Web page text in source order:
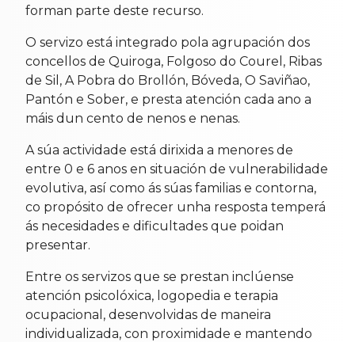
forman parte deste recurso.
O servizo está integrado pola agrupación dos
concellos de Quiroga, Folgoso do Courel, Ribas
de Sil, A Pobra do Brollón, Bóveda, O Saviñao,
Pantón e Sober, e presta atención cada ano a
máis dun cento de nenos e nenas.
A súa actividade está dirixida a menores de
entre 0 e 6 anos en situación de vulnerabilidade
evolutiva, así como ás súas familias e contorna,
co propósito de ofrecer unha resposta temperá
ás necesidades e dificultades que poidan
presentar.
Entre os servizos que se prestan inclúense
atención psicolóxica, logopedia e terapia
ocupacional, desenvolvidas de maneira
individualizada, con proximidade e mantendo